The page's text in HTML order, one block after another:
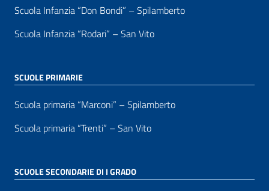
Scuola Infanzia “Don Bondi” – Spilamberto
Scuola Infanzia “Rodari” – San Vito
SCUOLE PRIMARIE
Scuola primaria “Marconi” – Spilamberto
Scuola primaria “Trenti” – San Vito
SCUOLE SECONDARIE DI I GRADO